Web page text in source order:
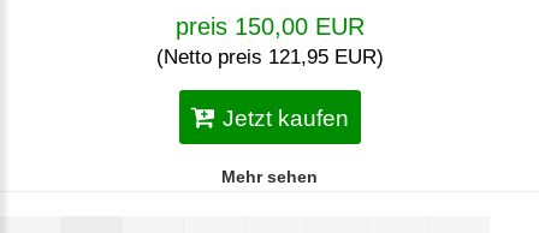
preis 150,00 EUR
(Netto preis 121,95 EUR)
Jetzt kaufen
Mehr sehen